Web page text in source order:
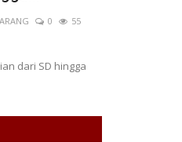
0
55
dari SD hingga